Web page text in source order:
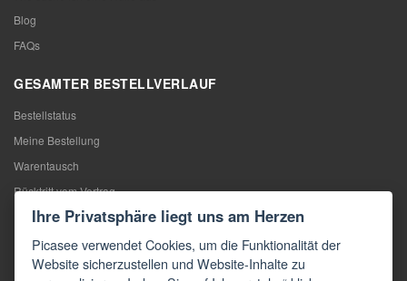
Blog
FAQs
GESAMTER BESTELLVERLAUF
Bestellstatus
Meine Bestellung
Warentausch
Rücktritt vom Vertrag
Reklamation
KONTAKTE
Ihre Privatsphäre liegt uns am Herzen
Picasee verwendet Cookies, um die Funktionalität der
Website sicherzustellen und Website-Inhalte zu